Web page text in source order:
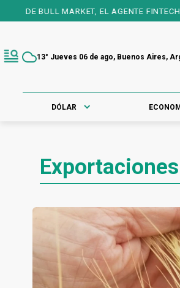
EL AGENTE FINTECH N° 1 DEL PAÍS, 25
13° Jueves 06 de ago, Buenos Aires,
DÓLAR